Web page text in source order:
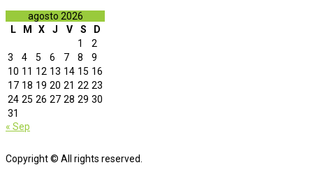
agosto 2026
L
M X J V S
D
1
2
3
4 5 6 7 8
9
10 11 12 13 14 15 16
17 18 19 20 21 22 23
24 25 26 27 28 29 30
31
« Sep
Copyright © All rights reserved.